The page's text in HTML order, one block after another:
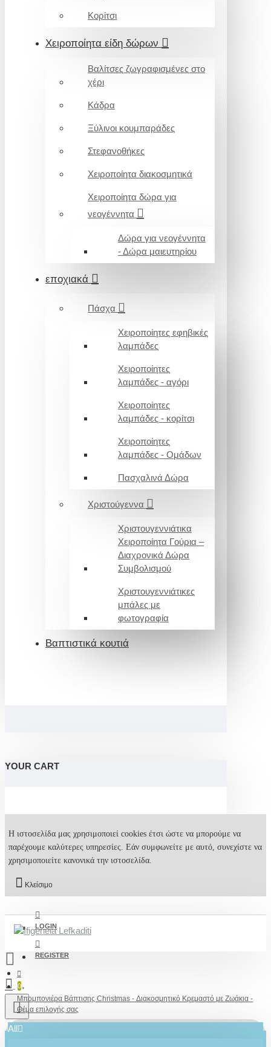
Κορίτσι
Χειροποίητα είδη δώρων
Βαλίτσες ζωγραφισμένες στο
χέρι
Κάδρα
Ξύλινοι κουμπαράδες
Στεφανοθήκες
Χειροποίητα διακοσμητικά
Χειροποίητα δώρα για
νεογέννητα
Δώρα για νεογέννητα
- Δώρα μαιευτηρίου
εποχιακά
Πάσχα
Χειροποίητες εφηβικές
λαμπάδες
Χειροποίητες
λαμπάδες - αγόρι
Χειροποίητες
λαμπάδες - κορίτσι
Χειροποίητες
λαμπάδες - Ομάδων
Πασχαλινά Δώρα
Χριστούγεννα
Χριστουγεννιάτικα
Χειροποίητα Γούρια –
Διαχρονικά Δώρα
Συμβολισμού
Χριστουγεννιάτικες
μπάλες με
φωτογραφία
Βαπτιστικά κουτιά
YOUR CART
Η ιστοσελίδα μας χρησιμοποιεί cookies έτσι ώστε να μπορούμε να
παρέχουμε καλύτερες υπηρεσίες. Εάν συμφωνείτε με αυτό, συνεχίστε να
χρησιμοποιείτε κανονικά την ιστοσελίδα.
Κλείσιμο
LOGIN
REGISTER
0
All
Μπομπονιέρα Βάπτισης Christmas - Διακοσμητικό Κρεμαστό με Ζωάκια -
Θέμα επιλογής σας